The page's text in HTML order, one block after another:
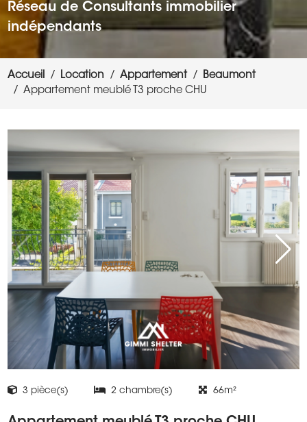
Réseau de Consultants immobilier
indépendants
Accueil Location Appartement
Beaumont
Appartement meublé T3 proche CHU
3 pièce(s) 2 chambre(s) 66m²